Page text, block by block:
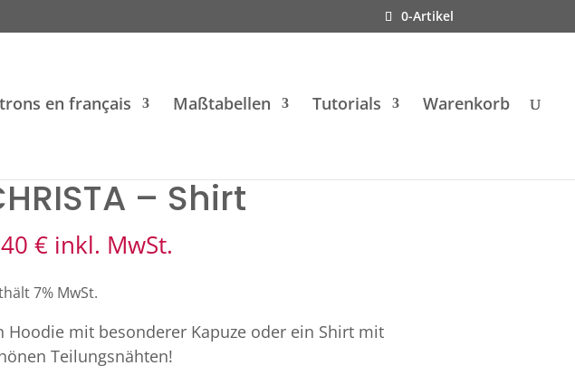
0-Artikel
en français Maßtabellen Tutorials Warenkorb
– Shirt
€ inkl. MwSt.
7% MwSt.
Hoodie mit besonderer Kapuze oder ein Shirt mit
Teilungsnähten!